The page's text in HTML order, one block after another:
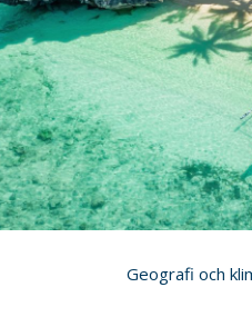
Geografi och